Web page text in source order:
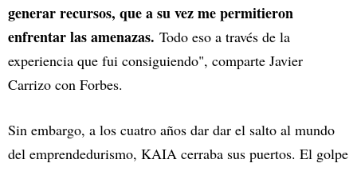
generar recursos, que a su vez me permitieron
enfrentar las amenazas. Todo eso a través de la
experiencia que fui consiguiendo", comparte Javier
Carrizo con Forbes.
Sin embargo, a los cuatro años dar dar el salto al mundo
del emprendedurismo, KAIA cerraba sus puertos. El golpe